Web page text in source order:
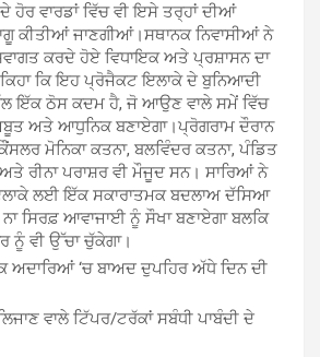
ਦੇ ਹੋਰ ਵਾਰਡਾਂ ਵਿੱਚ ਵੀ ਇਸੇ ਤਰ੍ਹਾਂ ਦੀਆਂ
ਕੀਤੀਆਂ ਜਾਣਗੀਆਂ।ਸਥਾਨਕ ਨਿਵਾਸੀਆਂ ਨੇ
ਕਰਦੇ ਹੋਏ ਵਿਧਾਇਕ ਅਤੇ ਪ੍ਰਸ਼ਾਸਨ ਦਾ
ਕਿਹਾ ਕਿ ਇਹ ਪ੍ਰੋਜੈਕਟ ਇਲਾਕੇ ਦੇ ਬੁਨਿਆਦੀ
ਇੱਕ ਠੋਸ ਕਦਮ ਹੈ, ਜੋ ਆਉਣ ਵਾਲੇ ਸਮੇਂ ਵਿੱਚ
ਅਤੇ ਆਧੁਨਿਕ ਬਣਾਏਗਾ।ਪ੍ਰੋਗਰਾਮ ਦੌਰਾਨ
ਮੋਨਿਕਾ ਕਤਨਾ, ਬਲਵਿੰਦਰ ਕਤਨਾ, ਪੰਡਿਤ
ਰੀਨਾ ਪਰਾਸ਼ਰ ਵੀ ਮੌਜੂਦ ਸਨ। ਸਾਰਿਆਂ ਨੇ
ਲਈ ਇੱਕ ਸਕਾਰਾਤਮਕ ਬਦਲਾਅ ਦੱਸਿਆ
ਸਿਰਫ਼ ਆਵਾਜਾਈ ਨੂੰ ਸੌਖਾ ਬਣਾਏਗਾ ਬਲਕਿ
ਨੂੰ ਵੀ ਉੱਚਾ ਚੁੱਕੇਗਾ।
ਅਦਾਰਿਆਂ ‘ਚ ਬਾਅਦ ਦੁਪਹਿਰ ਅੱਧੇ ਦਿਨ ਦੀ
ਵਾਲੇ ਟਿੱਪਰ/ਟਰੱਕਾਂ ਸਬੰਧੀ ਪਾਬੰਦੀ ਦੇ